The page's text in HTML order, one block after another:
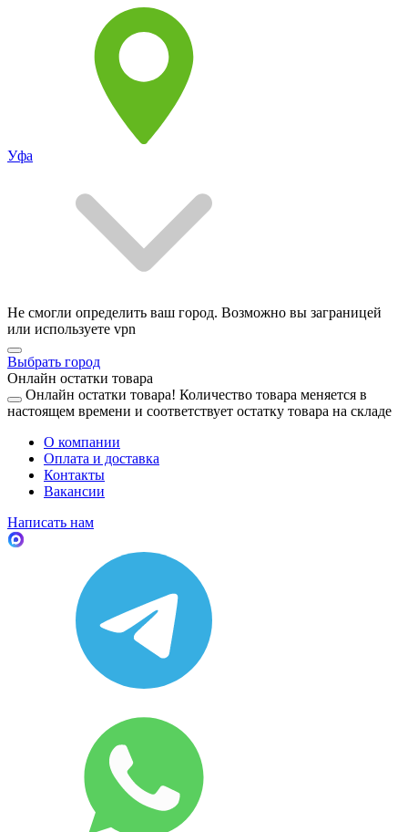
Уфа
Не смогли определить ваш город. Возможно вы заграницей
или используете vpn
Выбрать город
Онлайн остатки товара
Онлайн остатки товара! Количество товара меняется в
настоящем времени и соответствует остатку товара на складе
О компании
Оплата и доставка
Контакты
Вакансии
Написать нам